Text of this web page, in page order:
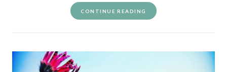
CONTINUE READING